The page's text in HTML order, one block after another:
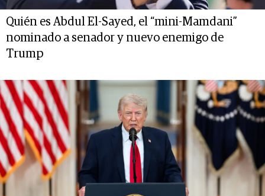
Quién es Abdul El-Sayed, el “mini-Mamdani”
nominado a senador y nuevo enemigo de
Trump